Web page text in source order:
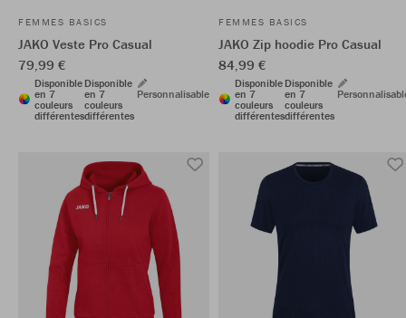
FEMMES BASICS
JAKO Veste Pro Casual
79,99 €
Disponible
en 7
couleurs
différentes
Disponible
en 7
couleurs
différentes
Personnalisable
FEMMES BASICS
JAKO Zip hoodie Pro Casual
84,99 €
Disponible
en 7
couleurs
différentes
Disponible
en 7
couleurs
différentes